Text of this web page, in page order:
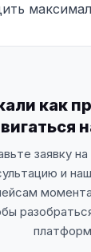
как
заявку
и